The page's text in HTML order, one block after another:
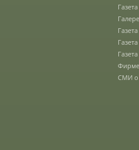
Учебно-материальная
Выпускники
СМИ о